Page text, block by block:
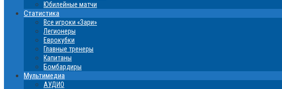
Юбилейные матчи
Статистика
Все игроки «Зари»
Легионеры
Еврокубки
Главные тренеры
Капитаны
Бомбардиры
Мультимедиа
АУДИО